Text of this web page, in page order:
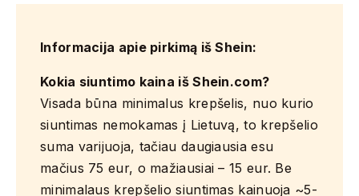
Informacija apie pirkimą iš Shein:
Kokia siuntimo kaina iš Shein.com?
Visada būna minimalus krepšelis, nuo kurio
siuntimas nemokamas į Lietuvą, to krepšelio
suma varijuoja, tačiau daugiausia esu
mačius 75 eur, o mažiausiai – 15 eur. Be
minimalaus krepšelio siuntimas kainuoja ~5-